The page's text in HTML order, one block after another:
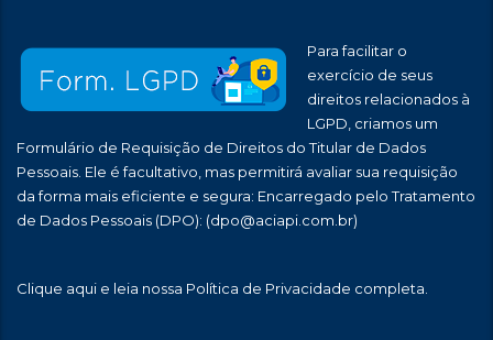
Para facilitar o
exercício de seus
direitos relacionados à
LGPD, criamos um
Formulário de Requisição de Direitos do Titular de Dados
Pessoais. Ele é facultativo, mas permitirá avaliar sua requisição
da forma mais eficiente e segura: Encarregado pelo Tratamento
de Dados Pessoais (DPO): (dpo@aciapi.com.br)
Clique aqui e leia nossa Política de Privacidade completa.